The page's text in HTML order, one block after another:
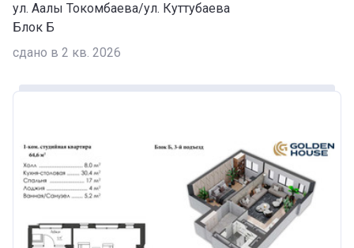
ул. Аалы Токомбаева/ул. Куттубаева
Блок Б
сдано в 2 кв. 2026